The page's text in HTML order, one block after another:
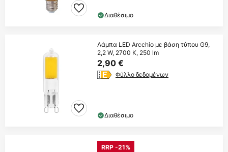
Διαθέσιμο
Λάμπα LED Arcchio με βάση τύπου G9,
2,2 W, 2700 K, 250 lm
2,90 €
Φύλλο δεδομένων
Διαθέσιμο
RRP -21%